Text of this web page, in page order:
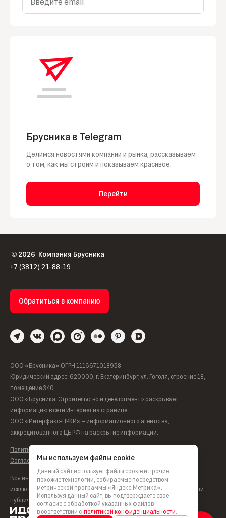
Брусника в Telegram
Делимся новостями компании и рынка, рассказываем
о том, как мы строим и показываем красивое.
Перейти
©2026 Компания Брусника
+7 (3812) 21-88-19
Обратиться в компанию
ООО «Брусника» ОГРН 1116671018958
Юридический адрес: 620000, г. Екатеринбург, ул. Гоголя, строение 18,
помещение 340
ООО «Брусника. Строительство и девелопмент» раскрывает
информацию в сети Интернет на странице
ООО «Интерфакс-ЦРКИ» – информационного агентства,
аккредитованного ЦБ РФ на раскрытие информации.
Политика обработки персональных данных
Согласие на обработку персональных данных
Вся информация, представленная на данном сайте, носит
исключительно информационный характер, не является офертой или
публичной офертой согласно ст. 435, п. 2 ст. 437 ГК РФ.
Мы используем файлы cookie
Данный сайт использует файлы cookie и прочие
похожие технологии, собираемые посредством
метрической программы «Яндекс.Метрика».
Используя данный сайт, вы подтверждаете свое
согласие с обработкой указанных файлов
в соответствии с политикой конфиденциальности